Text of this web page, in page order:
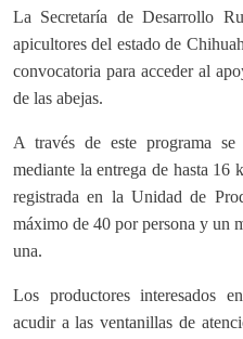
La Secretaría de Desarrollo
apicultores del estado de
convocatoria para acceder al
de las abejas.
A través de este programa
mediante la entrega de hasta 16
registrada en la Unidad de
máximo de 40 por persona y un
una.
Los productores interesados
acudir a las ventanillas de